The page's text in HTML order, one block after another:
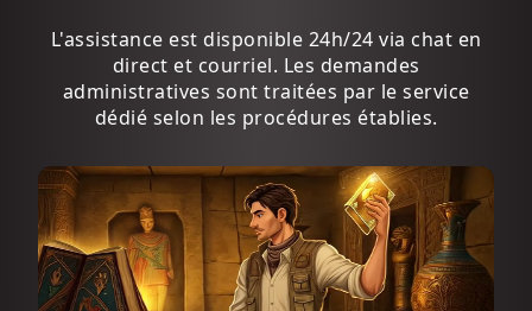
L'assistance est disponible 24h/24 via chat en
direct et courriel. Les demandes
administratives sont traitées par le service
dédié selon les procédures établies.